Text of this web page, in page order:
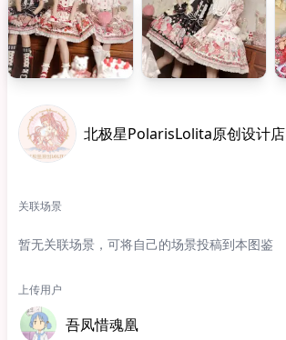
北极星PolarisLolita原创设计店
关联场景
暂无关联场景，可将自己的场景投稿到本图鉴
上传用户
吾凤惜魂凰